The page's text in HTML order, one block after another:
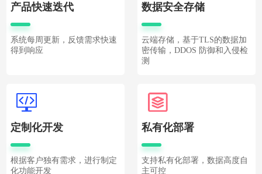
产品快速迭代
系统每周更新，反馈需求快速
得到响应
数据安全存储
云端存储，基于TLS的数据加
密传输，DDOS 防御和入侵检
测
定制化开发
根据客户独有需求，进行制定
化功能开发
私有化部署
支持私有化部署，数据高度自
主可控